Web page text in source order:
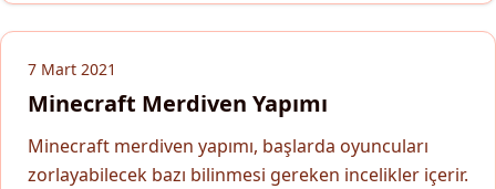
7 Mart 2021
Minecraft Merdiven Yapımı
Minecraft merdiven yapımı, başlarda oyuncuları
zorlayabilecek bazı bilinmesi gereken incelikler içerir.